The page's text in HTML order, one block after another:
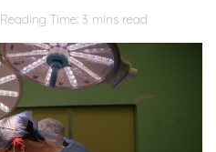
Reading Time: 3 mins read